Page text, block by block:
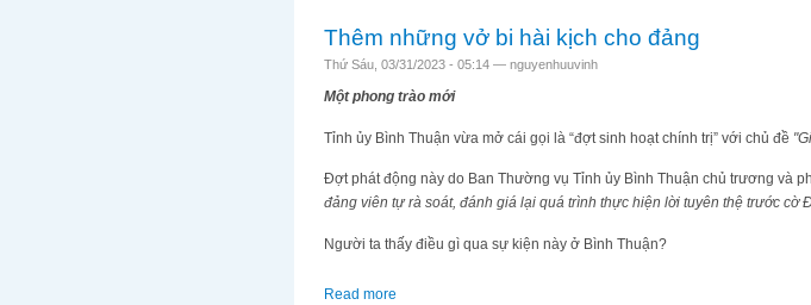
Thêm những vở bi hài kịch cho đảng
Thứ Sáu, 03/31/2023 - 05:14 — nguyenhuuvinh
Một phong trào mới
Tỉnh ủy Bình Thuận vừa mở cái gọi là “đợt sinh hoạt chính trị” với chủ đề
Đợt phát động này do Ban Thường vụ Tỉnh ủy Bình Thuận chủ trương và
đảng viên tự rà soát, đánh giá lại quá trình thực hiện lời tuyên thệ trước cờ
Người ta thấy điều gì qua sự kiện này ở Bình Thuận?
Read more